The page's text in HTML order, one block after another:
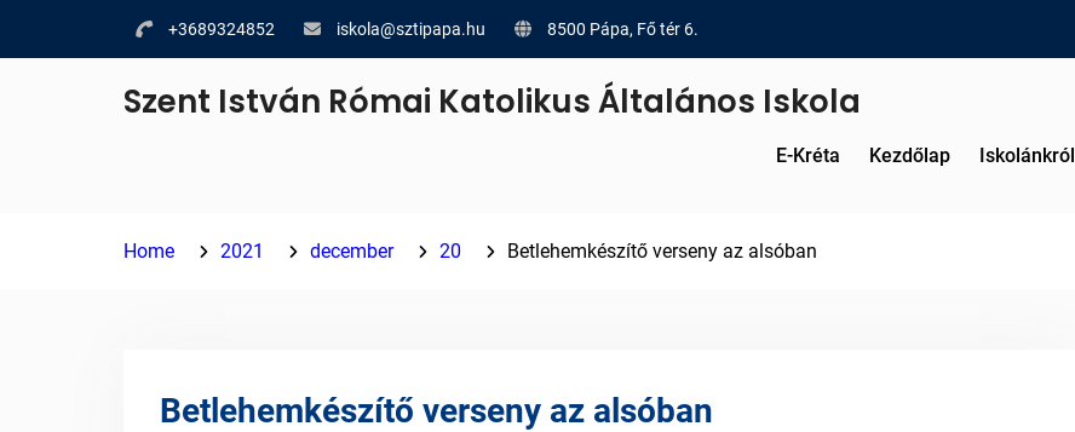
+3689324852 iskola@sztipapa.hu 8500 Pápa, Fő tér 6.
Szent István Római Katolikus Általános Iskola
E-Kréta Kezdőlap Iskolánkról
Home 2021 december 20 Betlehemkészítő verseny az alsóban
Betlehemkészítő verseny az alsóban